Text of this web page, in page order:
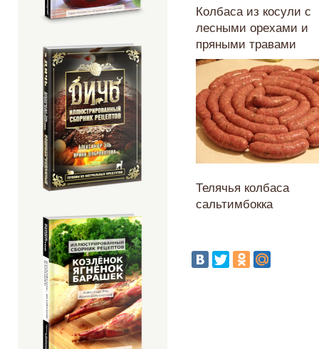
Колбаса из косули с
лесными орехами и
пряными травами
Телячья колбаса
сальтимбокка
Страницы